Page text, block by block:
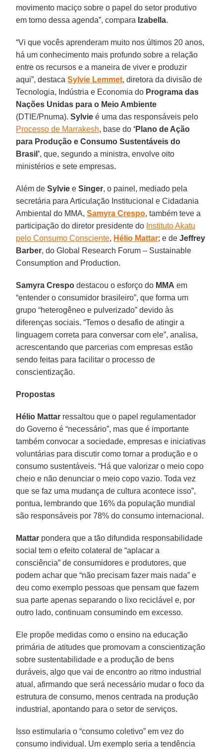
movimento maciço sobre o papel do setor produtivo
em torno dessa agenda”, compara Izabella.
“Vi que vocês aprenderam muito nos últimos 20 anos,
há um conhecimento mais profundo sobre a relação
entre os recursos e a maneira de viver e produzir
aqui”, destacaSylvie Lemmet, diretora da divisão de
Tecnologia, Indústria e Economia do Programa das
Nações Unidas para o Meio Ambiente
(DTIE/Pnuma).Sylvie é uma das responsáveis pelo
Processo de Marrakesh, base do ‘Plano de Ação
para Produção e Consumo Sustentáveis do
Brasil’, que, segundo a ministra, envolve oito
ministérios e sete empresas.
Além deSylvie eSinger, o painel, mediado pela
secretária para Articulação Institucional e Cidadania
Ambiental do MMA,Samyra Crespo, também teve a
participação do diretor presidente do Instituto Akatu
pelo Consumo Consciente, Hélio Mattar; e deJeffrey
Barber, do Global Research Forum – Sustainable
Consumption and Production.
Samyra Crespo destacou o esforço do MMA em
“entender o consumidor brasileiro”, que forma um
grupo “heterogêneo e pulverizado” devido às
diferenças sociais. “Temos o desafio de atingir a
linguagem correta para conversar com ele”, analisa,
acrescentando que parcerias com empresas estão
sendo feitas para facilitar o processo de
conscientização.
Propostas
Hélio Mattar ressaltou que o papel regulamentador
do Governo é “necessário”, mas que é importante
também convocar a sociedade, empresas e iniciativas
voluntárias para discutir como tornar a produção e o
consumo sustentáveis. “Há que valorizar o meio copo
cheio e não denunciar o meio copo vazio. Toda vez
que se faz uma mudança de cultura acontece isso”,
pontua, lembrando que 16% da população mundial
são responsáveis por 78% do consumo internacional.
Mattar pondera que a tão difundida responsabilidade
social tem o efeito colateral de “aplacar a
consciência” de consumidores e produtores, que
podem achar que “não precisam fazer mais nada” e
deu como exemplo pessoas que pensam que fazem
sua parte apenas separando o lixo reciclável e, por
outro lado, continuam consumindo em excesso.
Ele propõe medidas como o ensino na educação
primária de atitudes que promovam a conscientização
sobre sustentabilidade e a produção de bens
duráveis, algo que vai de encontro ao ritmo industrial
atual, afirmando que será necessário mudar o foco da
estrutura de consumo, menos centrada na produção
industrial, apontando para o setor de serviços.
Isso estimularia o “consumo coletivo” em vez do
consumo individual. Um exemplo seria a tendência